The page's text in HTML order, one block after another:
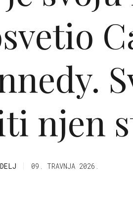
njen
09. TRAVNJA 2026.